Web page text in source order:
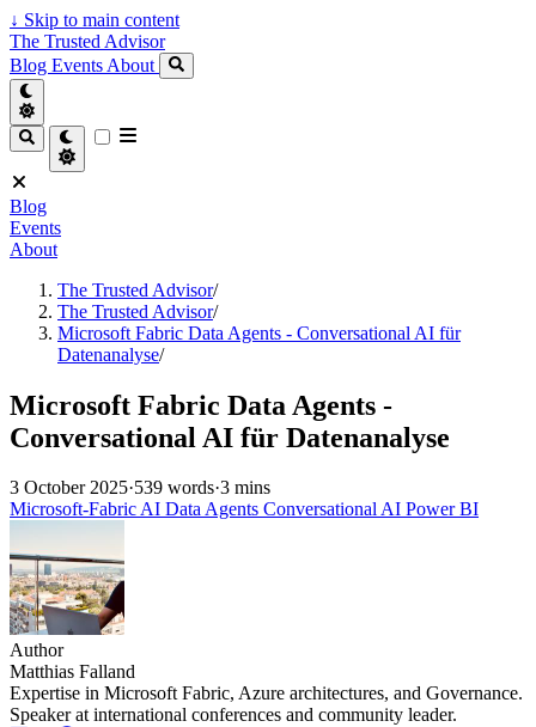
↓ Skip to main content
The Trusted Advisor
Blog Events About
Blog
Events
About
The Trusted Advisor/
The Trusted Advisor/
Microsoft Fabric Data Agents - Conversational AI für
Datenanalyse/
Microsoft Fabric Data Agents -
Conversational AI für Datenanalyse
3 October 2025·539 words·3 mins
Microsoft-FabricAI Data Agents Conversational AI Power BI
Author
Matthias Falland
Expertise in Microsoft Fabric, Azure architectures, and Governance.
Speaker at international conferences and community leader.